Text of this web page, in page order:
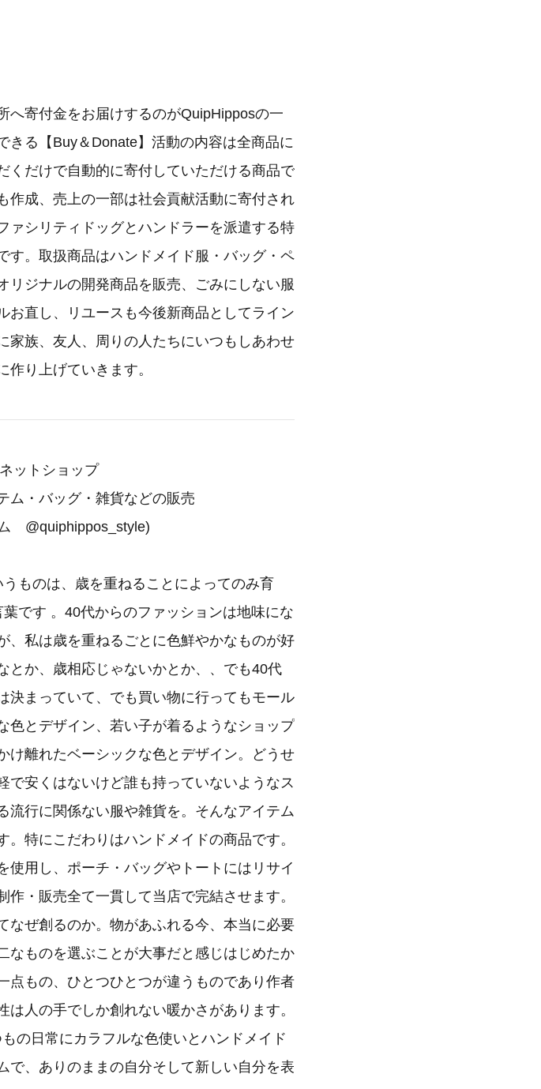
へ寄付金をお届けするのがQuipHipposの一
きる【Buy＆Donate】活動の内容は全商品に
くだけで自動的に寄付していただける商品で
作成、売上の一部は社会貢献活動に寄付され
ァシリティドッグとハンドラーを派遣する特
す。取扱商品はハンドメイド服・バッグ・ペ
リジナルの開発商品を販売、ごみにしない服
お直し、リユースも今後新商品としてライン
家族、友人、周りの人たちにいつもしあわせ
り上げていきます。
ットショップ
ム・バッグ・雑貨などの販売
@quiphippos_style)
ものは、歳を重ねることによってのみ育
です 。40代からのファッションは地味にな
、私は歳を重ねるごとに色鮮やかなものが好
とか、歳相応じゃないかとか、、でも40代
決まっていて、でも買い物に行ってもモール
色とデザイン、若い子が着るようなショップ
け離れたベーシックな色とデザイン。どうせ
で安くはないけど誰も持っていないようなス
流行に関係ない服や雑貨を。そんなアイテム
特にこだわりはハンドメイドの商品です。
使用し、ポーチ・バッグやトートにはリサイ
・販売全て一貫して当店で完結させます。
なぜ創るのか。物があふれる今、本当に必要
なものを選ぶことが大事だと感じはじめたか
点もの、ひとつひとつが違うものであり作者
人の手でしか創れない暖かさがあります。
の日常にカラフルな色使いとハンドメイド
で、ありのままの自分そして新しい自分を表